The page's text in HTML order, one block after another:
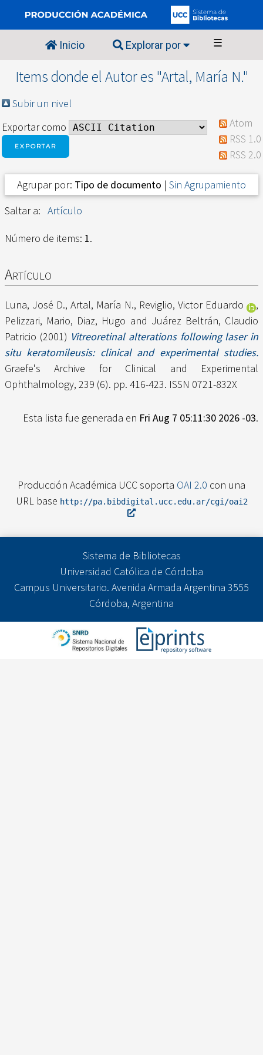
Inicio Explorar por ☰
Items donde el Autor es "Artal, María N."
Subir un nivel
Exportar como
Atom
RSS 1.0
RSS 2.0
Agrupar por: Tipo de documento | Sin Agrupamiento
Saltar a: Artículo
Número de items: 1.
Artículo
Luna, José D.,Artal, María N., Reviglio, Victor Eduardo
,
Pelizzari, Mario, Diaz, Hugo and Juárez Beltrán, Claudio
Patricio (2001) Vitreoretinal alterations following laser in
situ keratomileusis: clinical and experimental studies.
Graefe's Archive for Clinical and Experimental
Ophthalmology, 239 (6). pp. 416-423. ISSN 0721-832X
Esta lista fue generada en Fri Aug 7 05:11:30 2026 -03.
Producción Académica UCC soporta OAI 2.0 con una
URL base http://pa.bibdigital.ucc.edu.ar/cgi/oai2
Sistema de Bibliotecas
Universidad Católica de Córdoba
Campus Universitario. Avenida Armada Argentina 3555
Córdoba, Argentina